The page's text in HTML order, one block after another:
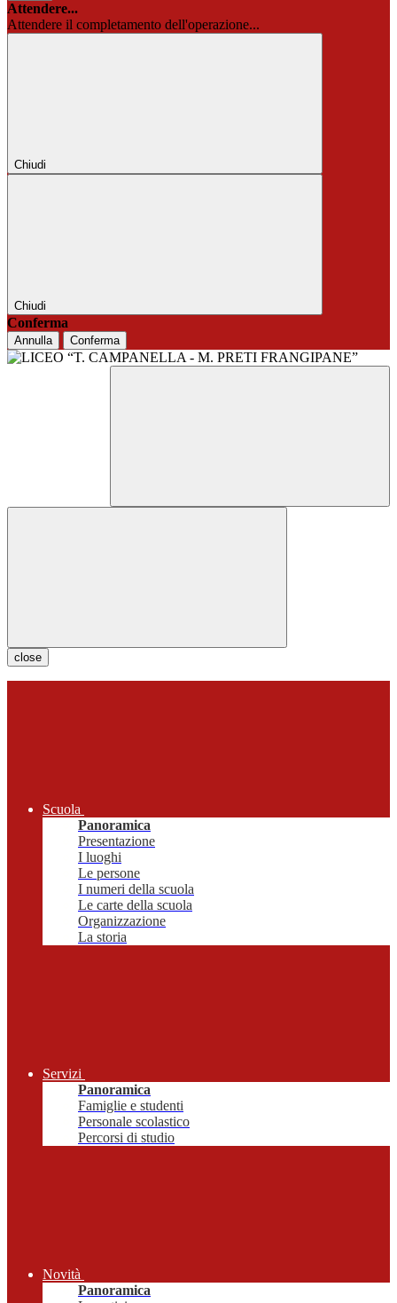
Attendere...
Attendere il completamento dell'operazione...
Chiudi
Chiudi
Conferma
Annulla Conferma
close
Scuola
Panoramica
Presentazione
I luoghi
Le persone
I numeri della scuola
Le carte della scuola
Organizzazione
La storia
Servizi
Panoramica
Famiglie e studenti
Personale scolastico
Percorsi di studio
Novità
Panoramica